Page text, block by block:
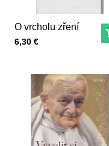
O vrcholu zření
Cena s DPH
6,30 €